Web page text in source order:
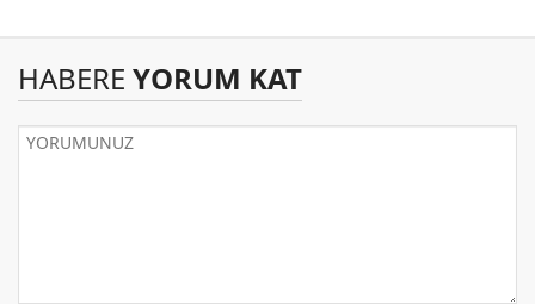
HABERE YORUM KAT